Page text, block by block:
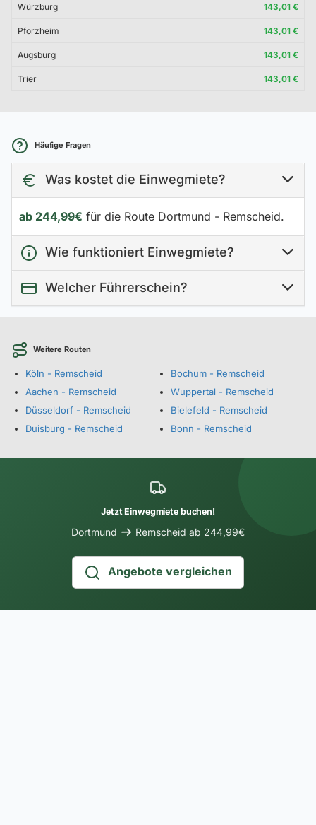
Würzburg 143,01 €
Pforzheim 143,01 €
Augsburg 143,01 €
Trier 143,01 €
Häufige Fragen
Was kostet die Einwegmiete?
ab 244,99€ für die Route Dortmund - Remscheid.
Wie funktioniert Einwegmiete?
Welcher Führerschein?
Weitere Routen
Köln - Remscheid
Aachen - Remscheid
Düsseldorf - Remscheid
Duisburg - Remscheid
Bochum - Remscheid
Wuppertal - Remscheid
Bielefeld - Remscheid
Bonn - Remscheid
Jetzt Einwegmiete buchen!
Dortmund Remscheid ab 244,99€
Angebote vergleichen